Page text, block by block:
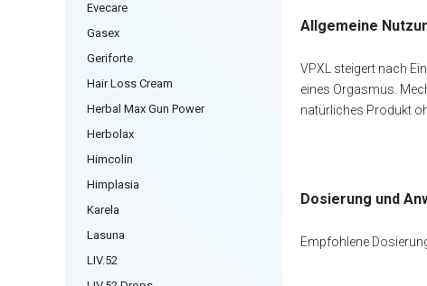
Evecare
Gasex
Geriforte
Hair Loss Cream
Herbal Max Gun Power
Herbolax
Himcolin
Himplasia
Karela
Lasuna
LIV.52
Allgemeine
VPXL steigert nach
eines Orgasmus.
natürliches Produkt
Dosierung und
Empfohlene